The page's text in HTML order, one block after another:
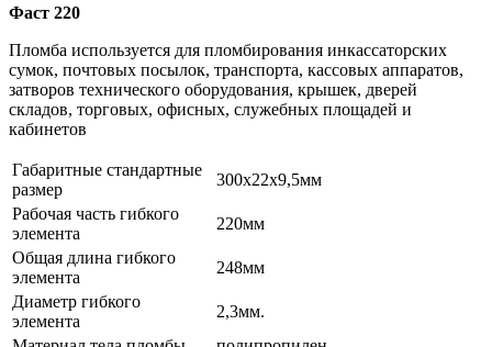
Фаст 220
Пломба используется для пломбирования инкассаторских
сумок, почтовых посылок, транспорта, кассовых аппаратов,
затворов технического оборудования, крышек, дверей
складов, торговых, офисных, служебных площадей и
кабинетов
Габаритные стандартные
размер
300х22х9,5мм
Рабочая часть гибкого
элемента
220мм
Общая длина гибкого
элемента
248мм
Диаметр гибкого
элемента
2,3мм.